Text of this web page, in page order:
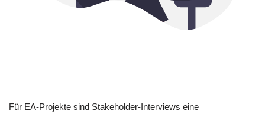
Für EA-Projekte sind Stakeholder-Interviews eine